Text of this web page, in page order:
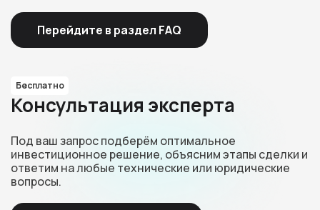
Перейдите в раздел FAQ
Бесплатно
Консультация эксперта
Под ваш запрос подберём оптимальное
инвестиционное решение, объясним этапы сделки и
ответим на любые технические или юридические
вопросы.